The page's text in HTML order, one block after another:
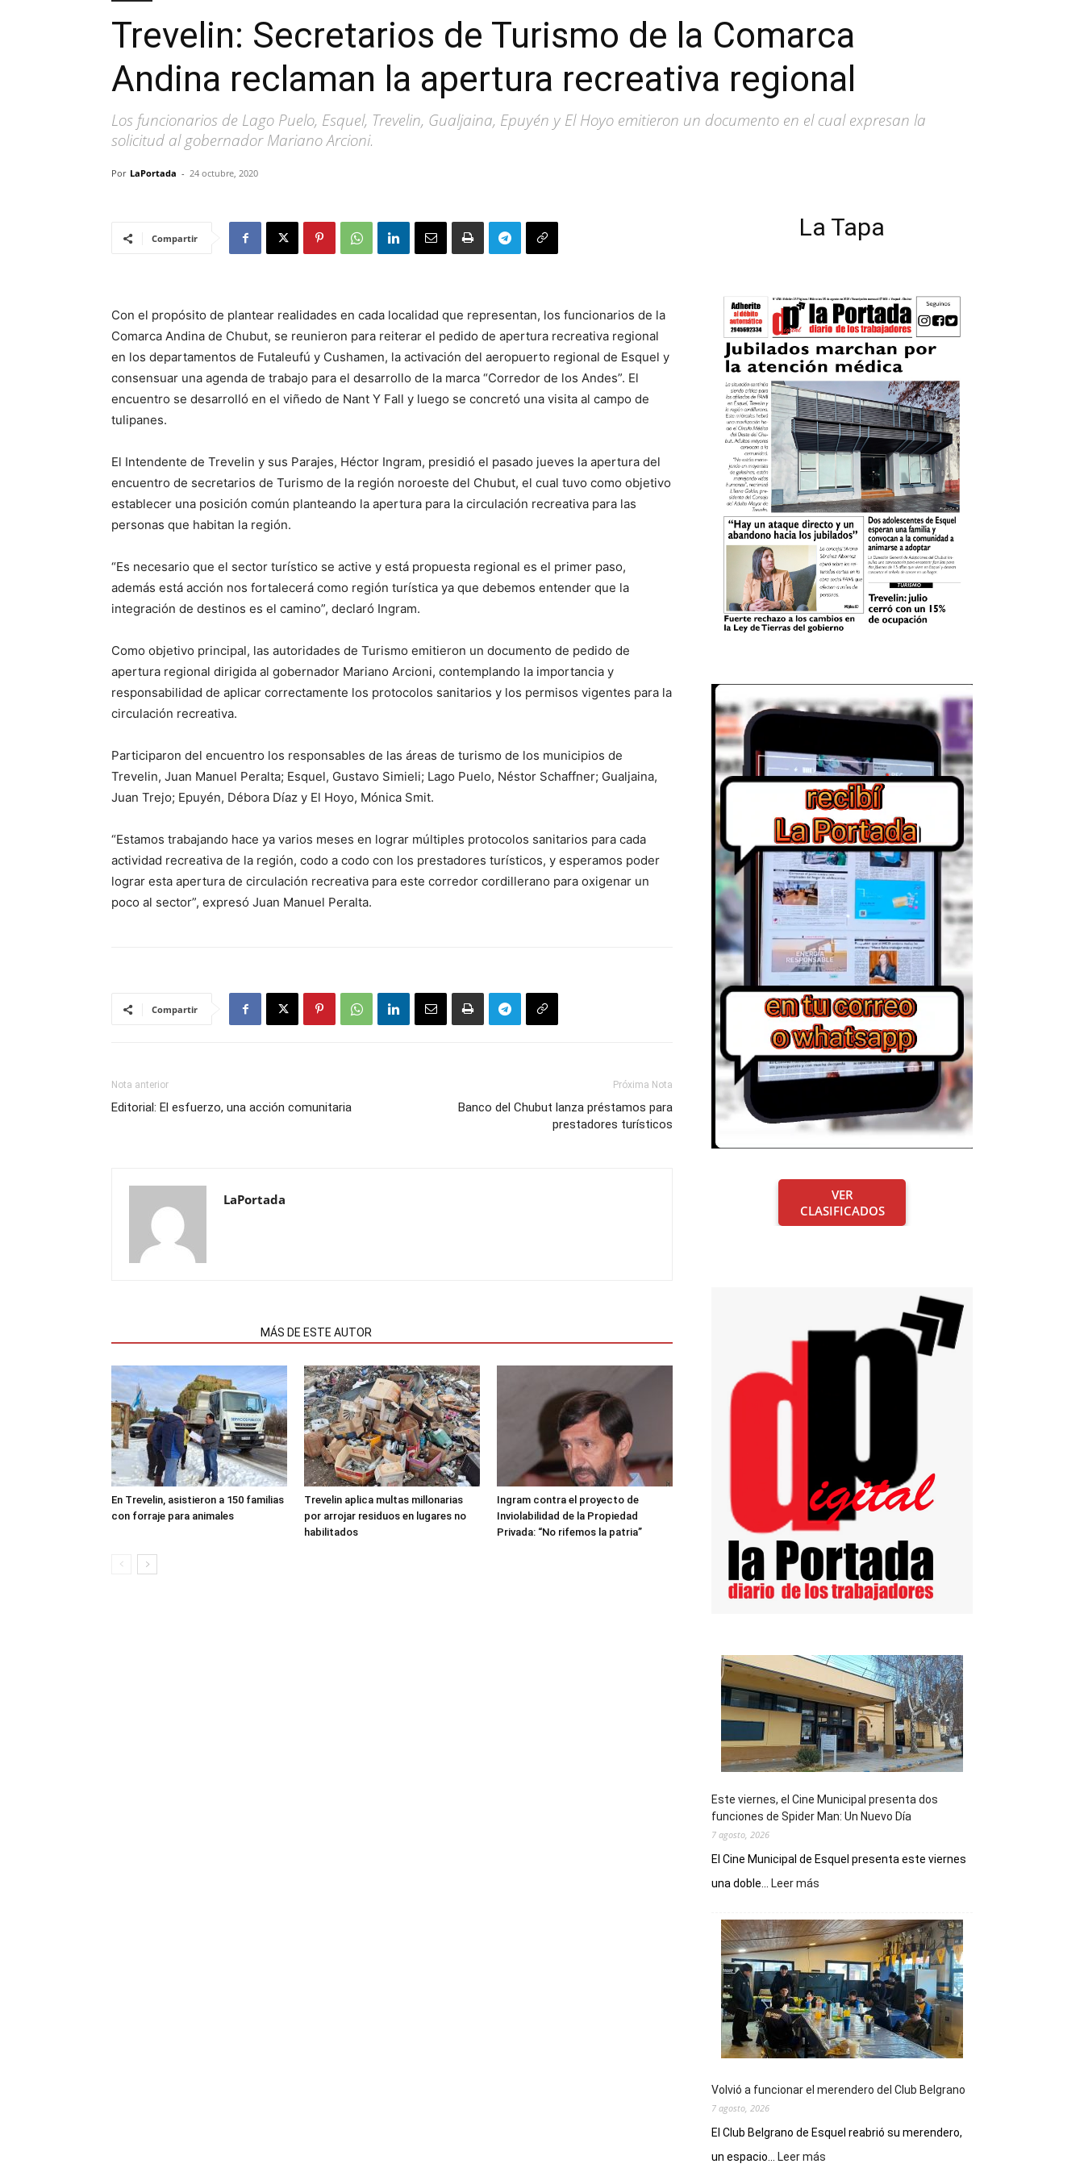
Trevelin: Secretarios de Turismo de la Comarca
Andina reclaman la apertura recreativa regional
Los funcionarios de Lago Puelo, Esquel, Trevelin, Gualjaina, Epuyén y El Hoyo emitieron un documento en el cual expresan la
solicitud al gobernador Mariano Arcioni.
Por LaPortada - 24 octubre, 2020
Compartir
Con el propósito de plantear realidades en cada localidad que representan, los funcionarios de la
Comarca Andina de Chubut, se reunieron para reiterar el pedido de apertura recreativa regional
en los departamentos de Futaleufú y Cushamen, la activación del aeropuerto regional de Esquel y
consensuar una agenda de trabajo para el desarrollo de la marca “Corredor de los Andes”. El
encuentro se desarrolló en el viñedo de Nant Y Fall y luego se concretó una visita al campo de
tulipanes.
El Intendente de Trevelin y sus Parajes, Héctor Ingram, presidió el pasado jueves la apertura del
encuentro de secretarios de Turismo de la región noroeste del Chubut, el cual tuvo como objetivo
establecer una posición común planteando la apertura para la circulación recreativa para las
personas que habitan la región.
“Es necesario que el sector turístico se active y está propuesta regional es el primer paso,
además está acción nos fortalecerá como región turística ya que debemos entender que la
integración de destinos es el camino”, declaró Ingram.
Como objetivo principal, las autoridades de Turismo emitieron un documento de pedido de
apertura regional dirigida al gobernador Mariano Arcioni, contemplando la importancia y
responsabilidad de aplicar correctamente los protocolos sanitarios y los permisos vigentes para la
circulación recreativa.
Participaron del encuentro los responsables de las áreas de turismo de los municipios de
Trevelin, Juan Manuel Peralta; Esquel, Gustavo Simieli; Lago Puelo, Néstor Schaffner; Gualjaina,
Juan Trejo; Epuyén, Débora Díaz y El Hoyo, Mónica Smit.
“Estamos trabajando hace ya varios meses en lograr múltiples protocolos sanitarios para cada
actividad recreativa de la región, codo a codo con los prestadores turísticos, y esperamos poder
lograr esta apertura de circulación recreativa para este corredor cordillerano para oxigenar un
poco al sector”, expresó Juan Manuel Peralta.
Compartir
Nota anterior
Editorial: El esfuerzo, una acción comunitaria
Próxima Nota
Banco del Chubut lanza préstamos para
prestadores turísticos
LaPortada
MÁS DE ESTE AUTOR
En Trevelin, asistieron a 150 familias
con forraje para animales
Trevelin aplica multas millonarias
por arrojar residuos en lugares no
habilitados
Ingram contra el proyecto de
Inviolabilidad de la Propiedad
Privada: “No rifemos la patria”
La Tapa
VER
CLASIFICADOS
Este viernes, el Cine Municipal presenta dos
funciones de Spider Man: Un Nuevo Día
7 agosto, 2026
El Cine Municipal de Esquel presenta este viernes
una doble...
Leer más
el
Cine
Municipal
presenta
dos
funciones
de
Spider
Un
Volvió a funcionar el merendero del Club Belgrano
7 agosto, 2026
El Club Belgrano de Esquel reabrió su merendero,
un espacio...
Leer más